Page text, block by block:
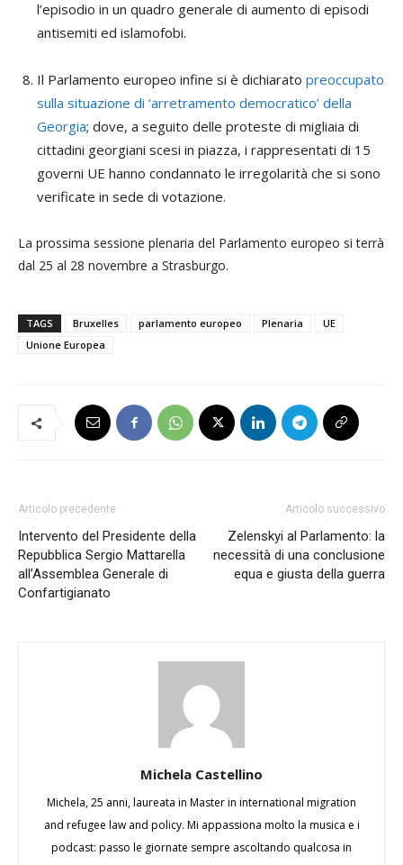
l’episodio in un quadro generale di aumento di episodi
antisemiti ed islamofobi.
Il Parlamento europeo infine si è dichiarato preoccupato
sulla situazione di ‘arretramento democratico’ della
Georgia; dove, a seguito delle proteste di migliaia di
cittadini georgiani scesi in piazza, i rappresentati di 15
governi UE hanno condannato le irregolarità che si sono
verificate in sede di votazione.
La prossima sessione plenaria del Parlamento europeo si terrà
dal 25 al 28 novembre a Strasburgo.
TAGS Bruxelles parlamento europeo Plenaria
UE
Unione Europea
Articolo precedente
Intervento del Presidente della
Repubblica Sergio Mattarella
all’Assemblea Generale di
Confartigianato
Articolo successivo
Zelenskyi al Parlamento: la
necessità di una conclusione
equa e giusta della guerra
Michela Castellino
Michela, 25 anni, laureata in Master in international migration
and refugee law and policy. Mi appassiona molto la musica e i
podcast: passo le giornate sempre ascoltando qualcosa in